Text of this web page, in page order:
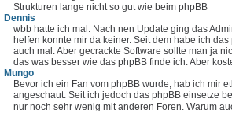
Strukturen lange nicht so gut wie beim phpBB
Dennis
wbb hatte ich mal. Nach nen Update ging das
helfen konnte mir da keiner. Seit dem habe ich
auch mal. Aber gecrackte Software sollte man ja
das was besser wie das phpBB finde ich. Aber
Mungo
Bevor ich ein Fan vom phpBB wurde, hab ich mir
angeschaut. Seit ich jedoch das phpBB einsetze
nur noch sehr wenig mit anderen Foren. Warum